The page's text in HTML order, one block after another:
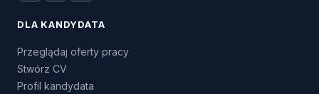
DLA KANDYDATA
Przeglądaj oferty pracy
Stwórz CV
Profil kandydata